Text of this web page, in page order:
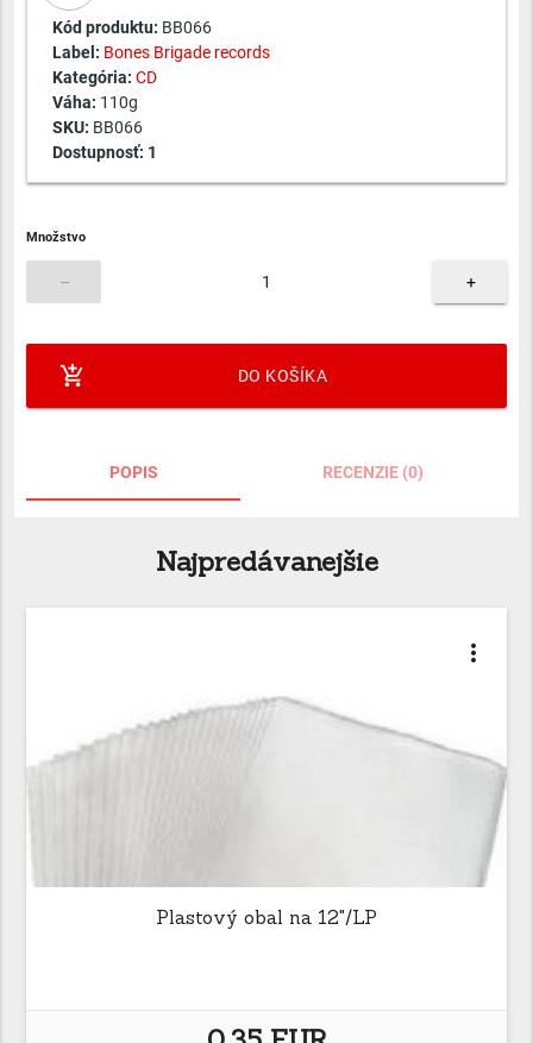
Kód produktu: BB066
Label: Bones Brigade records
Kategória: CD
Váha: 110g
SKU: BB066
Dostupnosť: 1
Množstvo
– +
add_shopping_cart DO KOŠÍKA
POPIS RECENZIE (0)
Najpredávanejšie
more_vert
Plastový obal na 12"/LP